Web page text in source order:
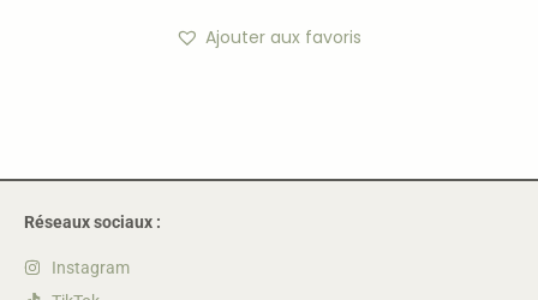
Ajouter aux favoris
Réseaux sociaux :
Instagram